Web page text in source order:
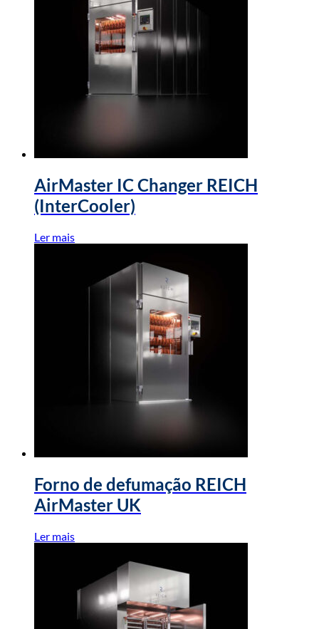
AirMaster IC Changer REICH
(InterCooler)
Ler mais
Forno de defumação REICH
AirMaster UK
Ler mais